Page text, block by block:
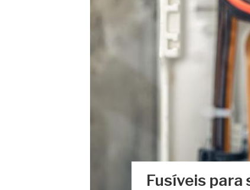
Fusíveis para